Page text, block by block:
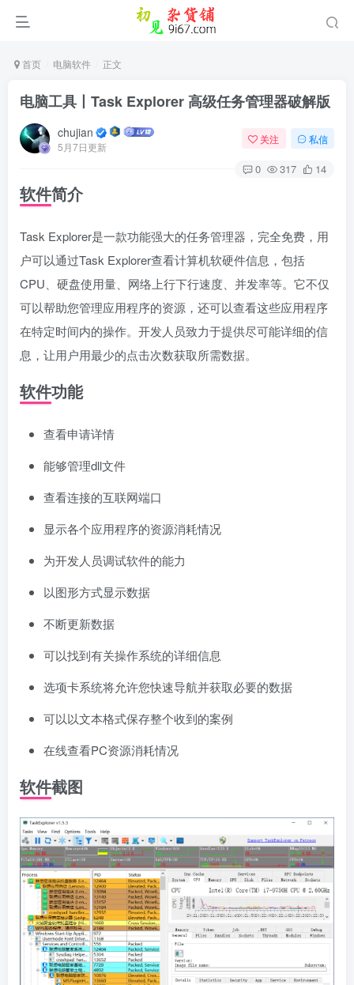
首页 电脑软件 正文
电脑工具丨Task Explorer 高级任务管理器破解版
chujian
5月7日更新
关注 私信
0 317 14
软件简介
Task Explorer是一款功能强大的任务管理器，完全免费，用
户可以通过Task Explorer查看计算机软硬件信息，包括
CPU、硬盘使用量、网络上行下行速度、并发率等。它不仅
可以帮助您管理应用程序的资源，还可以查看这些应用程序
在特定时间内的操作。开发人员致力于提供尽可能详细的信
息，让用户用最少的点击次数获取所需数据。
软件功能
查看申请详情
能够管理dll文件
查看连接的互联网端口
显示各个应用程序的资源消耗情况
为开发人员调试软件的能力
以图形方式显示数据
不断更新数据
可以找到有关操作系统的详细信息
选项卡系统将允许您快速导航并获取必要的数据
可以以文本格式保存整个收到的案例
在线查看PC资源消耗情况
软件截图